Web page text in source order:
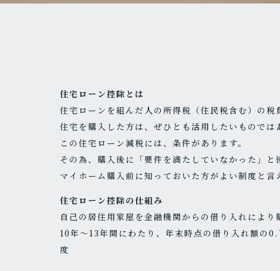
住宅ローン控除とは
住宅ローンを組んだ人の所得税（住民税含む）の税
住宅を購入した方は、ぜひとも活用したいものでは
この住宅ローン減税には、条件があります。
その為、購入後に「要件を満たしていなかった」と
マイホーム購入前に知っておいた方がよい制度と言
住宅ローン控除の仕組み
自己の居住用家屋を金融機関からの借り入れにより
10年～13年間にわたり、年末時点の借り入れ額の
度